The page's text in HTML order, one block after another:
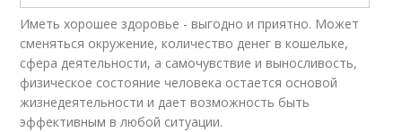
Иметь хорошее здоровье - выгодно и приятно. Может
сменяться окружение, количество денег в кошельке,
сфера деятельности, а самочувствие и выносливость,
физическое состояние человека остается основой
жизнедеятельности и дает возможность быть
эффективным в любой ситуации.